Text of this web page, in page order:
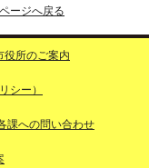
ージへ戻る
役所のご案内
シー）
課への問い合わせ